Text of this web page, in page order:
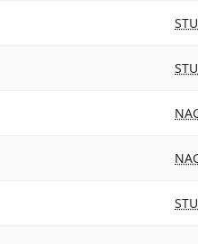
STU
STU
STU